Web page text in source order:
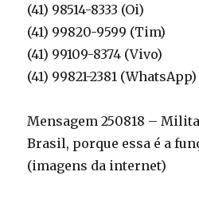
(41) 98514-8333 (Oi)
(41) 99820-9599 (Tim)
(41) 99109-8374 (Vivo)
(41) 99821-2381 (WhatsApp)
Mensagem 250818 –
Brasil, porque essa é a
(imagens da internet)